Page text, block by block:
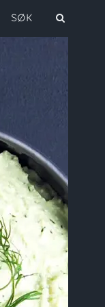
SØK